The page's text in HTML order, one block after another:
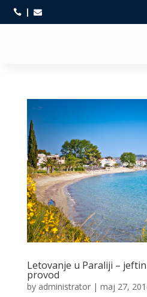
 
Letovanje u Paraliji –
provod
by administrator| maj 27,